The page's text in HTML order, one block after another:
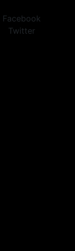
Facebook
Twitter